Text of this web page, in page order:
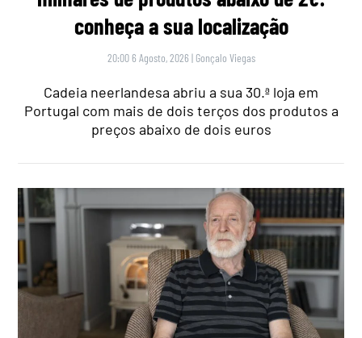
conheça a sua localização
20:00 6 Agosto, 2026 | Gonçalo Viegas
Cadeia neerlandesa abriu a sua 30.ª loja em
Portugal com mais de dois terços dos produtos a
preços abaixo de dois euros